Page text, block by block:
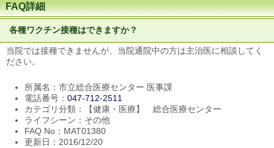
FAQ詳細
各種ワクチン接種はできますか？
当院では接種できませんが、当院通院中の方は主治医に相談してく
ださい。
所属名：市立総合医療センター 医事課
電話番号： 047-712-2511
カテゴリ分類：【健康・医療】 総合医療センター
ライフシーン：その他
FAQ No：MAT01380
更新日：2016/12/20